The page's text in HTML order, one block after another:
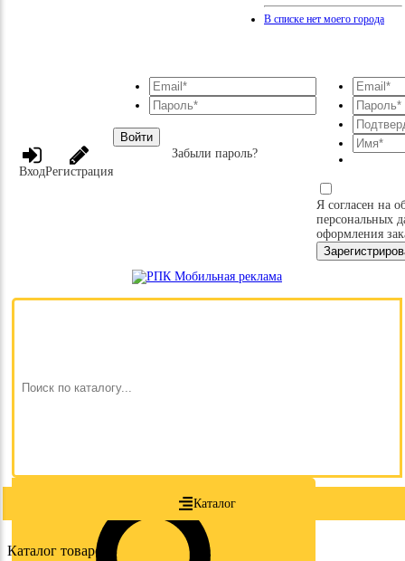
В списке нет моего города
Каталог
ВходРегистрация
Войти
Забыли пароль?
Я согласен на
персональных
оформления
Каталог товаров